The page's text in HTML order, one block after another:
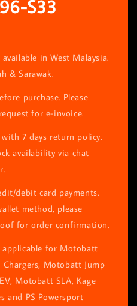
S33
in West Malaysia.
& Sarawak.
purchase. Please
for e-invoice.
7 days return policy.
availability via chat
debit card payments.
method, please
for order confirmation.
applicable for Motobatt
Motobatt Jump
Motobatt SLA, Kage
and PS Powersport